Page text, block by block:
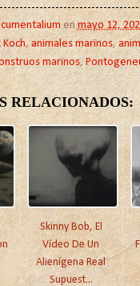
enmayo 12,
,animales marinos,
marinos,
RELACIONADOS:
Skinny Bob, El
Vídeo De Un
Alienígena Real
Supuest...